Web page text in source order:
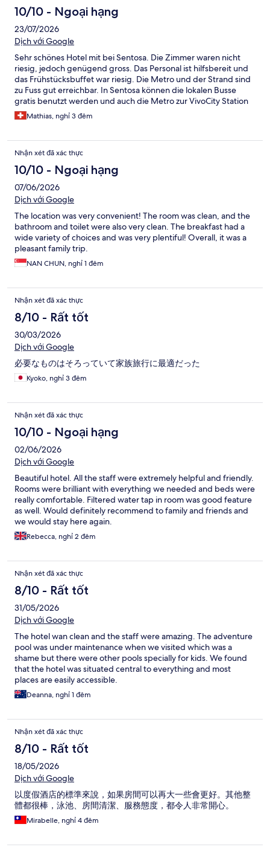
10/10 - Ngoại hạng
23/07/2026
Dịch với Google
Sehr schönes Hotel mit bei Sentosa. Die Zimmer waren nicht
riesig, jedoch genügend gross. Das Personal ist hilfsbereit und
das Frühstücksbuffet war riesig. Die Metro und der Strand sind
zu Fuss gut erreichbar. In Sentosa können die lokalen Busse
gratis benutzt werden und auch die Metro zur VivoCity Station
ist kostenlos.
Mathias, nghỉ 3 đêm
Nhận xét đã xác thực
10/10 - Ngoại hạng
07/06/2026
Dịch với Google
The location was very convenient! The room was clean, and the
bathroom and toilet were also very clean. The breakfast had a
wide variety of choices and was very plentiful! Overall, it was a
pleasant family trip.
NAN CHUN, nghỉ 1 đêm
Nhận xét đã xác thực
8/10 - Rất tốt
30/03/2026
Dịch với Google
必要なものはそろっていて家族旅行に最適だった
Kyoko, nghỉ 3 đêm
Nhận xét đã xác thực
10/10 - Ngoại hạng
02/06/2026
Dịch với Google
Beautiful hotel. All the staff were extremely helpful and friendly.
Rooms were brilliant with everything we needed and beds were
really comfortable. Filtered water tap in room was good feature
as well. Would definitely recommend to family and friends and
we would stay here again.
Rebecca, nghỉ 2 đêm
Nhận xét đã xác thực
8/10 - Rất tốt
31/05/2026
Dịch với Google
The hotel wan clean and the staff were amazing. The adventure
pool was under maintenance when we visited which was a
shame but there were other pools specially for kids. We found
that the hotel was situated central to everything and most
places are easily accessible.
Deanna, nghỉ 1 đêm
Nhận xét đã xác thực
8/10 - Rất tốt
18/05/2026
Dịch với Google
以度假酒店的標準來說，如果房間可以再大一些會更好。其他整
體都很棒，泳池、房間清潔、服務態度，都令人非常開心。
Mirabelle, nghỉ 4 đêm